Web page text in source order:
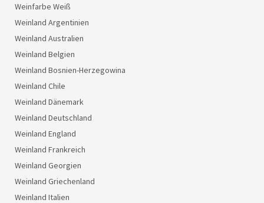
Weinfarbe Weiß
Weinland Argentinien
Weinland Australien
Weinland Belgien
Weinland Bosnien-Herzegowina
Weinland Chile
Weinland Dänemark
Weinland Deutschland
Weinland England
Weinland Frankreich
Weinland Georgien
Weinland Griechenland
Weinland Italien